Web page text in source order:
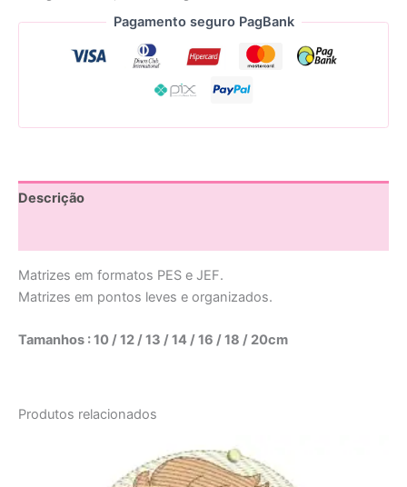
Pagamento seguro PagBank
Descrição
Matrizes em formatos PES e JEF.
Matrizes em pontos leves e organizados.
Tamanhos : 10 / 12 / 13 / 14 / 16 / 18 / 20cm
Produtos relacionados